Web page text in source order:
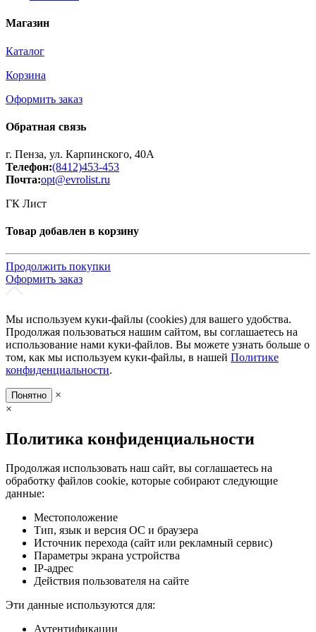
Магазин
Каталог
Корзина
Оформить заказ
Обратная связь
г. Пенза, ул. Карпинского, 40А
Телефон:(8412)453-453
Почта:opt@evrolist.ru
ГК Лист
Товар добавлен в корзину
Продолжить покупки
Оформить заказ
Мы используем куки-файлы (cookies) для вашего удобства.
Продолжая пользоваться нашим сайтом, вы соглашаетесь на
использование нами куки-файлов. Вы можете узнать больше о
том, как мы используем куки-файлы, в нашей Политике
конфиденциальности.
Понятно
×
×
Политика конфиденциальности
Продолжая использовать наш сайт, вы соглашаетесь на
обработку файлов cookie, которые собирают следующие
данные:
Местоположение
Тип, язык и версия ОС и браузера
Источник перехода (сайт или рекламный сервис)
Параметры экрана устройства
IP-адрес
Действия пользователя на сайте
Эти данные используются для:
Аутентификации